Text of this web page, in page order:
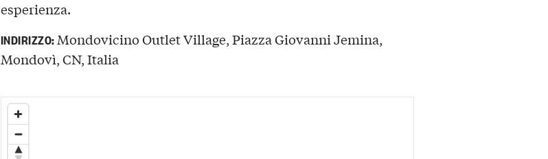
esperienza.
INDIRIZZO:Mondovicino Outlet Village, Piazza Giovanni Jemina,
Mondovì, CN, Italia